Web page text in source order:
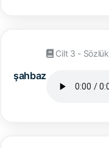
şahbaz
Cilt 3 - Sözlük